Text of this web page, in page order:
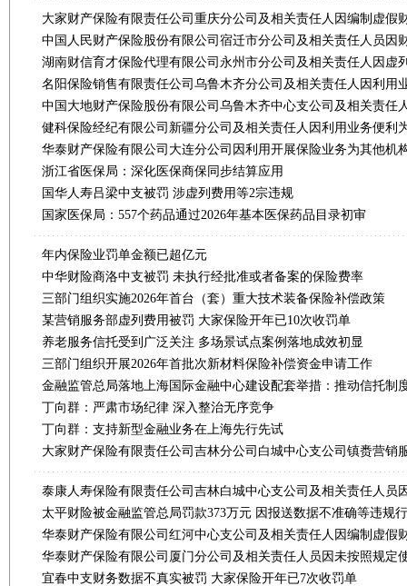
浙江省医保局：深化医保商保同步结算应用
国华人寿吕梁中支被罚 涉虚列费用等2宗违规
国家医保局：557个药品通过2026年基本医保药品目录初审
年内保险业罚单金额已超亿元
中华财险商洛中支被罚 未执行经批准或者备案的保险费率
三部门组织实施2026年首台（套）重大技术装备保险补偿政策
某营销服务部虚列费用被罚 大家保险开年已10次收罚单
养老服务信托受到广泛关注 多场景试点案例落地成效初显
三部门组织开展2026年首批次新材料保险补偿资金申请工作
丁向群：严肃市场纪律 深入整治无序竞争
丁向群：支持新型金融业务在上海先行先试
太平财险被金融监管总局罚款373万元 因报送数据不准确等违规
宜春中支财务数据不真实被罚 大家保险开年已7次收罚单